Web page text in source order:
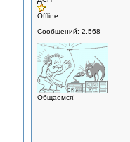
Offline
Сообщений: 2,568
Общаемся!